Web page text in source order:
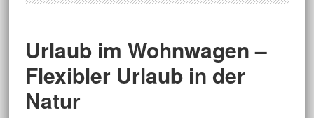
Urlaub im Wohnwagen –
Flexibler Urlaub in der
Natur